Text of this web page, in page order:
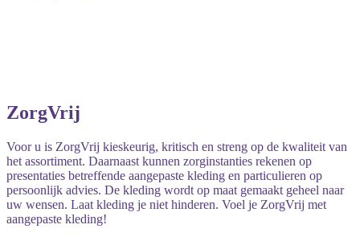
ZorgVrij
Voor u is ZorgVrij kieskeurig, kritisch en streng op de kwaliteit van
het assortiment. Daarnaast kunnen zorginstanties rekenen op
presentaties betreffende aangepaste kleding en particulieren op
persoonlijk advies. De kleding wordt op maat gemaakt geheel naar
uw wensen. Laat kleding je niet hinderen. Voel je ZorgVrij met
aangepaste kleding!